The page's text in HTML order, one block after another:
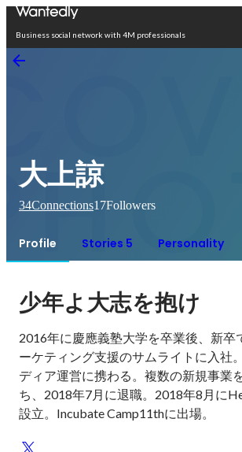
Business social network with 4M professionals
大上諒
34Connections17Followers
Profile Stories 5 Personality
少年よ大志を抱け
2016年に慶應義塾大学を卒業後、新卒
ーケティング支援のサムライトに入社
ディア運営に携わる。複数の新規事業
ち、2018年7月に退職。2018年8月に
設立。Incubate Camp11thに出場。